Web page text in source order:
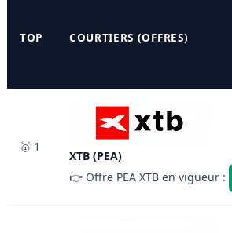
TOP COURTIERS (OFFRES)
🥇 1
XTB (PEA)
👉 Offre PEA XTB en vigueur :